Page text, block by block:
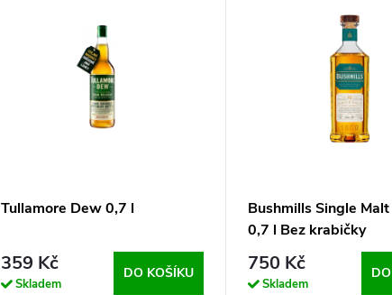
Tullamore Dew 0,7 l
359 Kč
Skladem
DO KOŠÍKU
Bushmills Single Malt
0,7 l Bez krabičky
750 Kč
Skladem